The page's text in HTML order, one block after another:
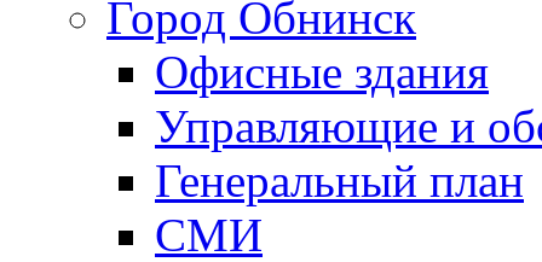
Город Обнинск
Офисные здания
Управляющие и
Генеральный план
СМИ